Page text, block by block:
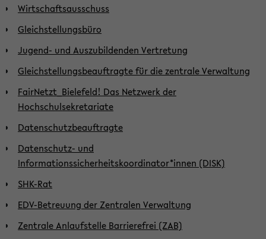
Wirtschaftsausschuss
Gleichstellungsbüro
Jugend- und Auszubildenden Vertretung
Gleichstellungsbeauftragte für die zentrale Verwaltung
FairNetzt_Bielefeld! Das Netzwerk der
Hochschulsekretariate
Datenschutzbeauftragte
Datenschutz- und
Informationssicherheitskoordinator*innen (DISK)
SHK-Rat
EDV-Betreuung der Zentralen Verwaltung
Zentrale Anlaufstelle Barrierefrei (ZAB)